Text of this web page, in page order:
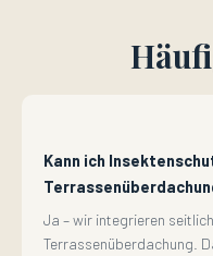
Kann ich
Ja – wir integrieren
Terrassenüberdachung.